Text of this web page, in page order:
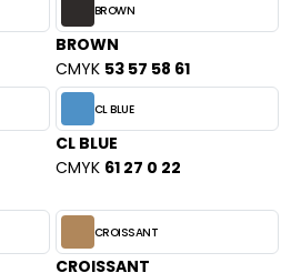
BROWN
BROWN
CMYK 53 57 58 61
CL BLUE
CL BLUE
CMYK 61 27 0 22
CROISSANT
CROISSANT